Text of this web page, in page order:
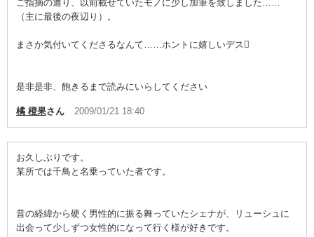
ご指摘の通り、以前載せていたモノに少し加筆を致しました……
（主に最後の夜辺り）。
まさか気付いてくださるなんて……ホントに嬉しいデス
是非是非、飽きるまで読みにいらしてください
橘 橙果さん 2009/01/21 18:40
お久しぶりです。
某所では千鳥と名乗っていた者です。
昔の経緯から硬く男性的に振る舞っていたシェナが、リューシュに
出会って少しずつ女性的になって行く様が好きです。